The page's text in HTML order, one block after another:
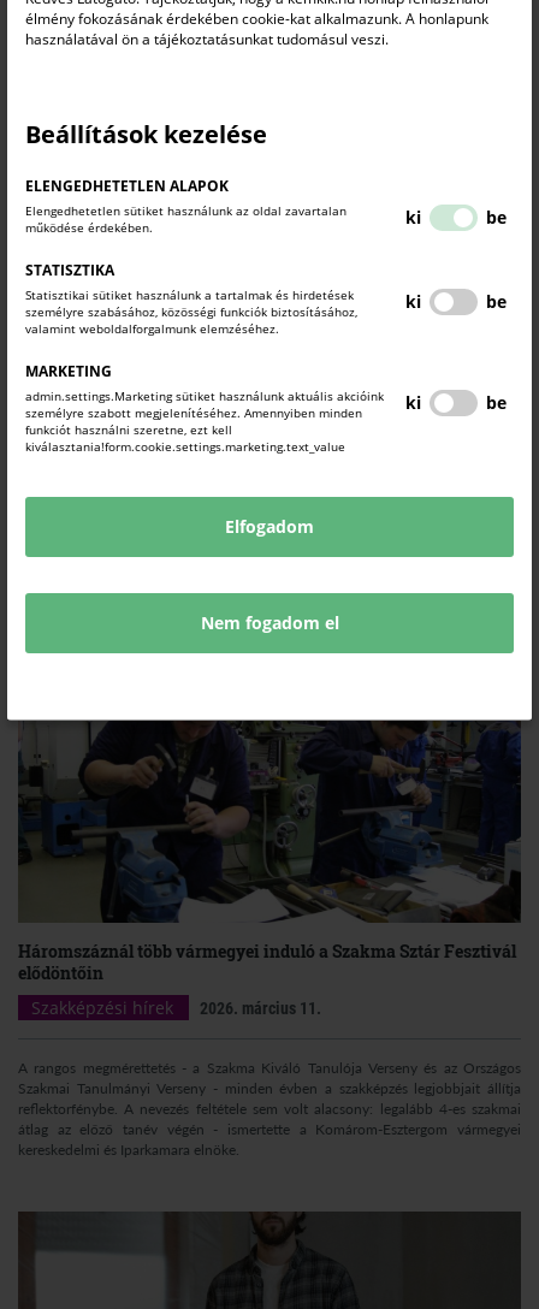
élmény fokozásának érdekében cookie-kat alkalmazunk. A honlapunk
használatával ön a tájékoztatásunkat tudomásul veszi.
Beállítások kezelése
ELENGEDHETETLEN ALAPOK
Elengedhetetlen sütiket használunk az oldal zavartalan
működése érdekében.
ki be
STATISZTIKA
Statisztikai sütiket használunk a tartalmak és hirdetések
személyre szabásához, közösségi funkciók biztosításához,
valamint weboldalforgalmunk elemzéséhez.
ki be
MARKETING
admin.settings.Marketing sütiket használunk aktuális akcióink
személyre szabott megjelenítéséhez. Amennyiben minden
funkciót használni szeretne, ezt kell
kiválasztania!form.cookie.settings.marketing.text_value
ki be
Elfogadom
Nem fogadom el
A XIX. Szakma Sztár Fesztiválon, a Magyar Kereskedelmi és Iparkamara által
Országos elismerést kapott a tatai Malom és Kacsa
A tatai Öreg-tó partján található vendéglátóhelyet és hotelt üzemeltető
Malomkert Kft. kapta meg „Az év duális képzőhelye-2026” pályázat első díját
vehette át Pálházy Nándor operatív igazgató az idei Szakma Sztár Fesztivál
Háromszáznál több vármegyei induló a Szakma Sztár Fesztivál
elődöntőin
Szakképzési hírek
2026. március 11.
A rangos megmérettetés - a Szakma Kiváló Tanulója Verseny és az Országos
Szakmai Tanulmányi Verseny - minden évben a szakképzés legjobbjait állítja
reflektorfénybe. A nevezés feltétele sem volt alacsony: legalább 4-es szakmai
átlag az előző tanév végén - ismertette a Komárom-Esztergom vármegyei
kereskedelmi és Iparkamara elnöke.